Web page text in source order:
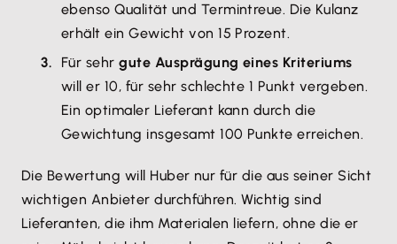
ebenso Qualität und Termintreue. Die Kulanz
erhält ein Gewicht von 15 Prozent.
Für sehrgute Ausprägung eines Kriteriums
will er 10, für sehr schlechte 1 Punkt vergeben.
Ein optimaler Lieferant kann durch die
Gewichtung insgesamt 100 Punkte erreichen.
Die Bewertung will Huber nur für die aus seiner Sicht
wichtigen Anbieter durchführen. Wichtig sind
Lieferanten, die ihm Materialen liefern, ohne die er